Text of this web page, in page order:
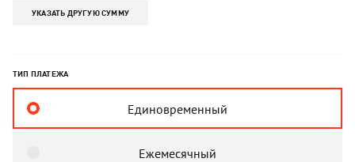
УКАЗАТЬ ДРУГУЮ СУММУ
ТИП ПЛАТЕЖА
Единовременный
Ежемесячный